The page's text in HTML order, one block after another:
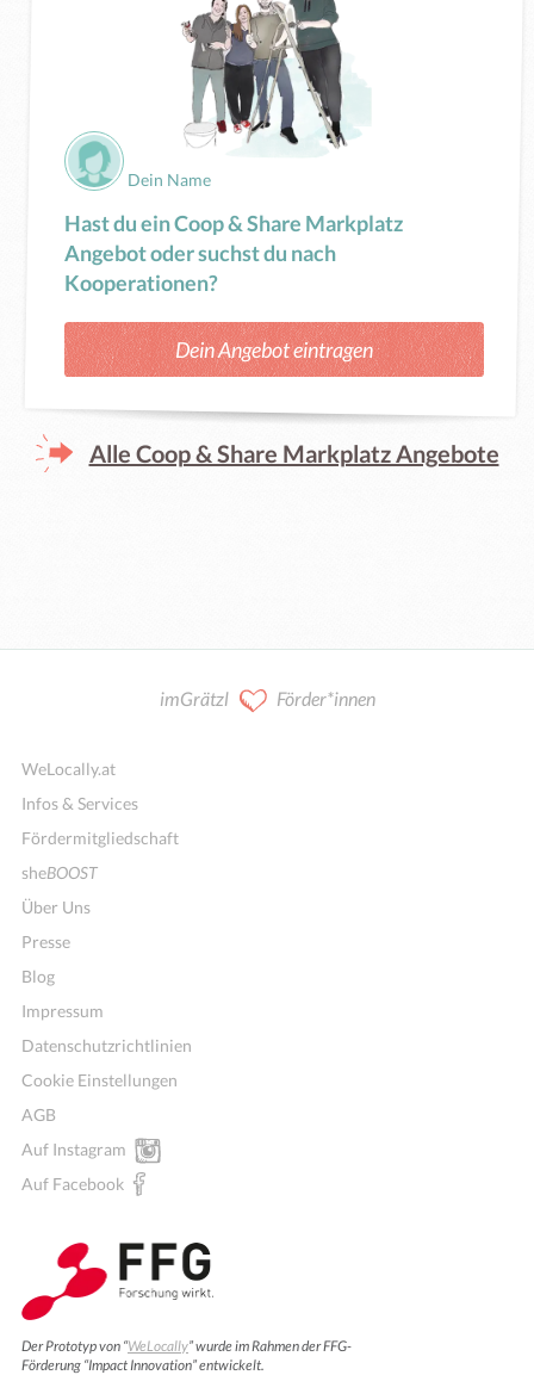
Dein Name
Hast du ein Coop & Share Markplatz
Angebot oder suchst du nach
Kooperationen?
Dein Angebot eintragen
Alle Coop & Share Markplatz Angebote
imGrätzl Förder*innen
WeLocally.at
Infos & Services
Fördermitgliedschaft
sheBOOST
Über Uns
Presse
Blog
Impressum
Datenschutzrichtlinien
Cookie Einstellungen
AGB
Auf Instagram
Auf Facebook
Der Prototyp von “WeLocally” wurde im Rahmen der FFG-
Förderung “Impact Innovation” entwickelt.